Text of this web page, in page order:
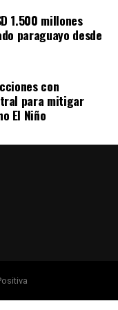
logísticos, con
Paraguayo,
Paraguaya y el
y asistir a la
las
1.500 millones
paraguayo desde
con
para mitigar
El Niño